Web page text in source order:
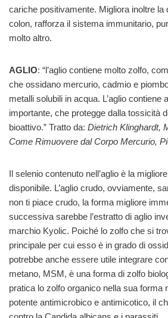
cariche positivamente. Migliora inoltre la
colon, rafforza il sistema immunitario,
molto altro.
AGLIO: “l’aglio contiene molto zolfo,
che ossidano mercurio, cadmio e
metalli solubili in acqua. L’aglio contiene
importante, che protegge dalla tossicità
bioattivo.” Tratto da: Dietrich Klinghardt,
Come Rimuovere dal Corpo Mercurio,
Il selenio contenuto nell’aglio è la
disponibile. L’aglio crudo, ovviamente,
non ti piace crudo, la forma migliore
successiva sarebbe l’estratto di aglio
marchio Kyolic. Poiché lo zolfo che si
principale per cui esso è in grado di
potrebbe anche essere utile integrare
metano, MSM, è una forma di zolfo
pratica lo zolfo organico nella sua forma
potente antimicrobico e antimicotico, il